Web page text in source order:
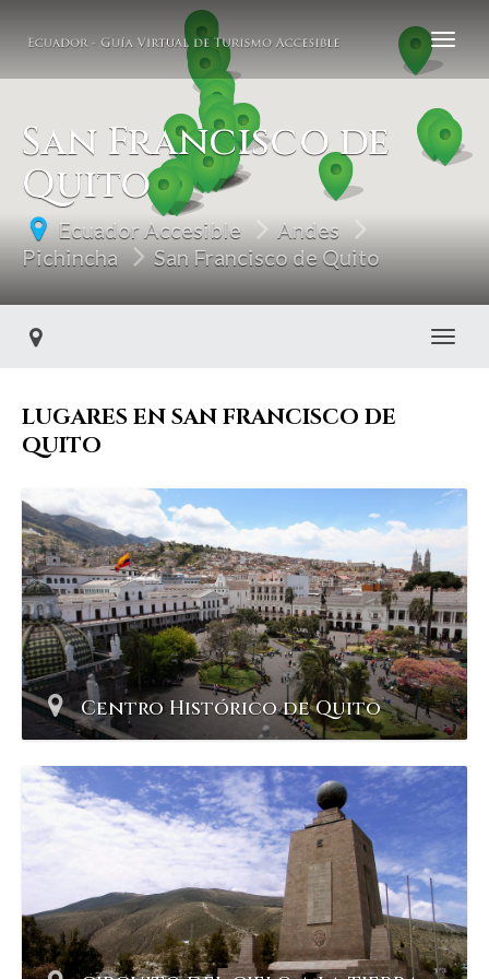
San Francisco de
Quito
Ecuador Accesible
Andes
Pichincha
San Francisco de Quito
LUGARES EN SAN FRANCISCO DE
QUITO
Centro Histórico de Quito